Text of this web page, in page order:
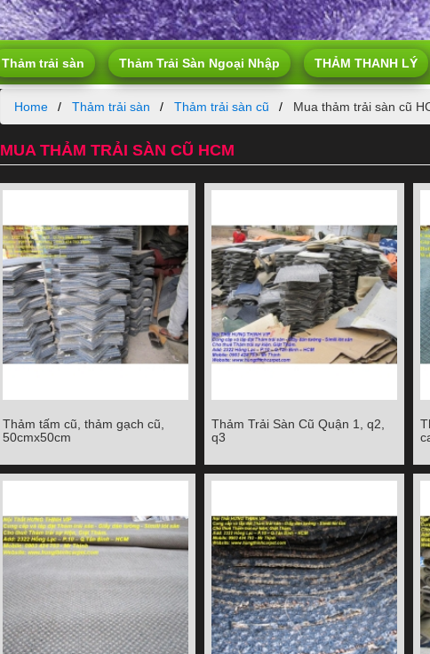
Thảm trải sàn Thảm Trải Sàn Ngoại Nhập THẢM THANH LÝ
Home Thảm trải sàn Thảm trải sàn cũ Mua thảm trải sàn cũ
MUA THẢM TRẢI SÀN CŨ HCM
Thảm tấm cũ, thảm gạch cũ,
Chi tiết
Thảm tấm cũ, thảm gạch cũ,
50cmx50cm
Thảm Trải Sàn Cũ Quận 1, q2, q3
Thảm Trải Sàn Cũ Quận 1, q2,
q3